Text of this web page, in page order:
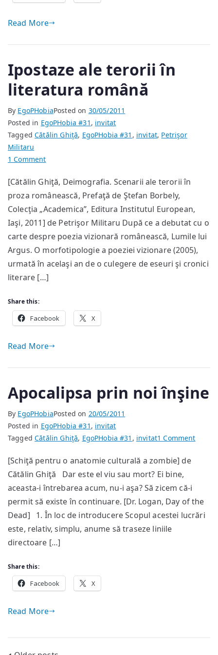
Read More
Ipostaze ale terorii în
literatura română
By EgoPHobiaPosted on 30/05/2011
Posted in EgoPHobia #31 , invitat
TaggedCătălin Ghiţă, EgoPHobia #31 , invitat, Petrişor
Militaru
1 Commenton
ale
terorii
în
literatura
[Cătălin Ghiţă, Deimografia. Scenarii ale terorii în
proza românească, Prefaţă de Ştefan Borbely,
Colecţia „Academica”, Editura Institutul European,
Iaşi, 2011] de Petrişor Militaru După ce a debutat cu o
carte despre poezia vizionară românească, Lumile lui
Argus. O morfotipologie a poeziei vizionare (2005),
urmată în acelaşi an de o culegere de eseuri şi cronici
literare […]
Share this:
Facebook X
Read More
Apocalipsa prin noi înşine
By EgoPHobiaPosted on 20/05/2011
Posted in EgoPHobia #31 , invitat
TaggedCătălin Ghiţă, EgoPHobia #31 , invitat1 Commenton
[Schiţă pentru o anatomie culturală a zombie] de
Cătălin Ghiţă Dar este el viu sau mort? Ei bine,
aceasta-i întrebarea acum, nu-i aşa? Să zicem că-i
permit să existe în continuare. [Dr. Logan, Day of the
Dead] 1. În loc de introducere Scopul acestei lucrări
este, relativ, simplu, anume să traseze liniile
directoare […]
Share this:
Facebook X
Read More